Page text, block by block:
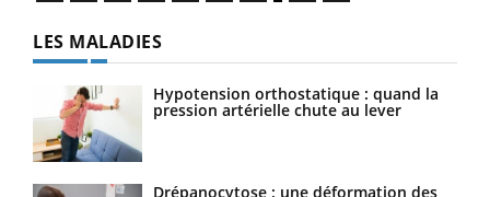
LES MALADIES
Hypotension orthostatique : quand la
pression artérielle chute au lever
Drépanocytose : une déformation des